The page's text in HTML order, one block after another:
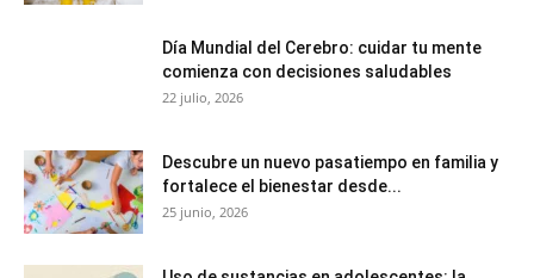
Día Mundial del Cerebro: cuidar tu mente
comienza con decisiones saludables
22 julio, 2026
Descubre un nuevo pasatiempo en familia y
fortalece el bienestar desde...
25 junio, 2026